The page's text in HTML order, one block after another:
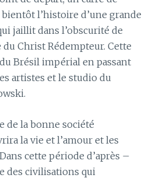
l’histoire d’une grande
jaillit dans l’obscurité de
Christ Rédempteur. Cette
Brésil impérial en passant
artistes et le studio du
de la bonne société
la vie et l’amour et les
cette période d’après –
des civilisations qui